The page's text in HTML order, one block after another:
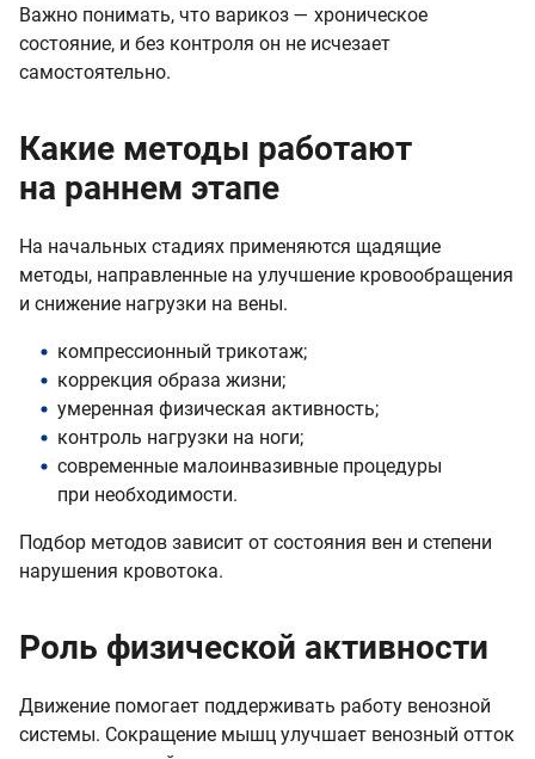
Важно понимать, что варикоз — хроническое
состояние, и без контроля он не исчезает
самостоятельно.
Какие методы работают
на раннем этапе
На начальных стадиях применяются щадящие
методы, направленные на улучшение кровообращения
и снижение нагрузки на вены.
компрессионный трикотаж;
коррекция образа жизни;
умеренная физическая активность;
контроль нагрузки на ноги;
современные малоинвазивные процедуры
при необходимости.
Подбор методов зависит от состояния вен и степени
нарушения кровотока.
Роль физической активности
Движение помогает поддерживать работу венозной
системы. Сокращение мышц улучшает венозный отток